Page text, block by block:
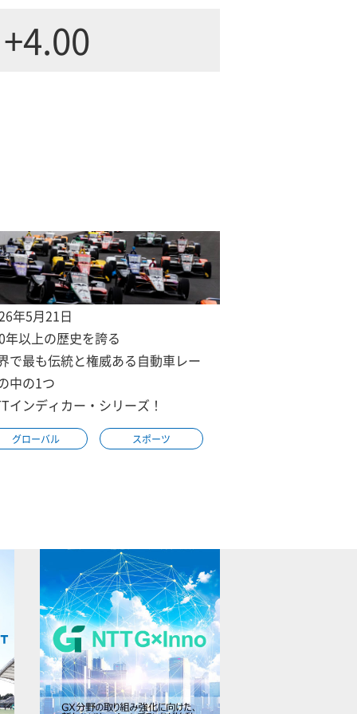
+4.00
年5月21日
年以上の歴史を誇る
で最も伝統と権威ある自動車レー
中の1つ
インディカー・シリーズ！
グローバル スポーツ